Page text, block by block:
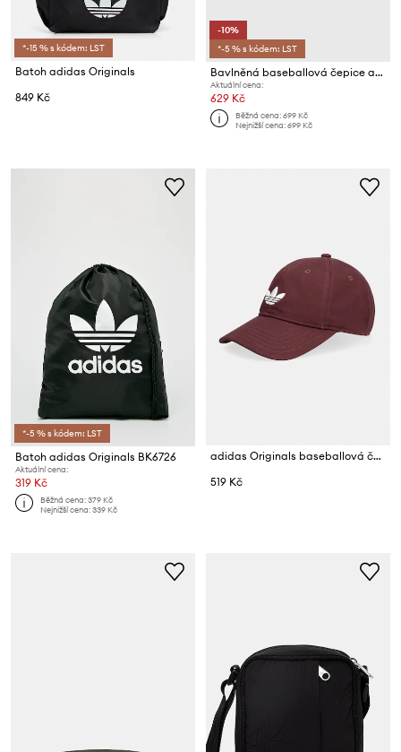
*-15 % s kódem: LST
Batoh adidas Originals
849 Kč
-10%
*-5 % s kódem: LST
Bavlněná baseballová čepice adidas Originals
Aktuální cena:
629 Kč
Běžná cena:699 Kč
Nejnižší cena:699 Kč
*-5 % s kódem: LST
Batoh adidas Originals BK6726
Aktuální cena:
319 Kč
Běžná cena:379 Kč
Nejnižší cena:339 Kč
adidas Originals baseballová čepice bavlněná Adicolor
519 Kč